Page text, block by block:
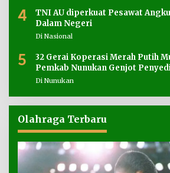
4
TNI AU diperkuat Pesawat
Dalam Negeri
Di Nasional
5
32 Gerai Koperasi Merah Putih
Pemkab Nunukan Genjot
Di Nunukan
Olahraga Terbaru